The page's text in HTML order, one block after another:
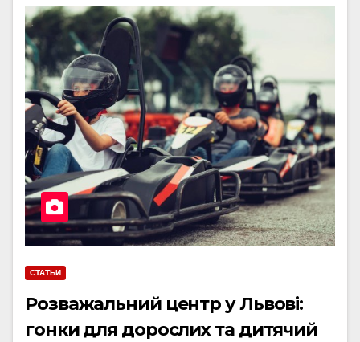
СТАТЬИ
Розважальний центр у Львові:
гонки для дорослих та дитячий